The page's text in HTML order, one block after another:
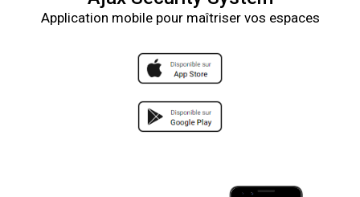
Application mobile pour maîtriser vos espaces